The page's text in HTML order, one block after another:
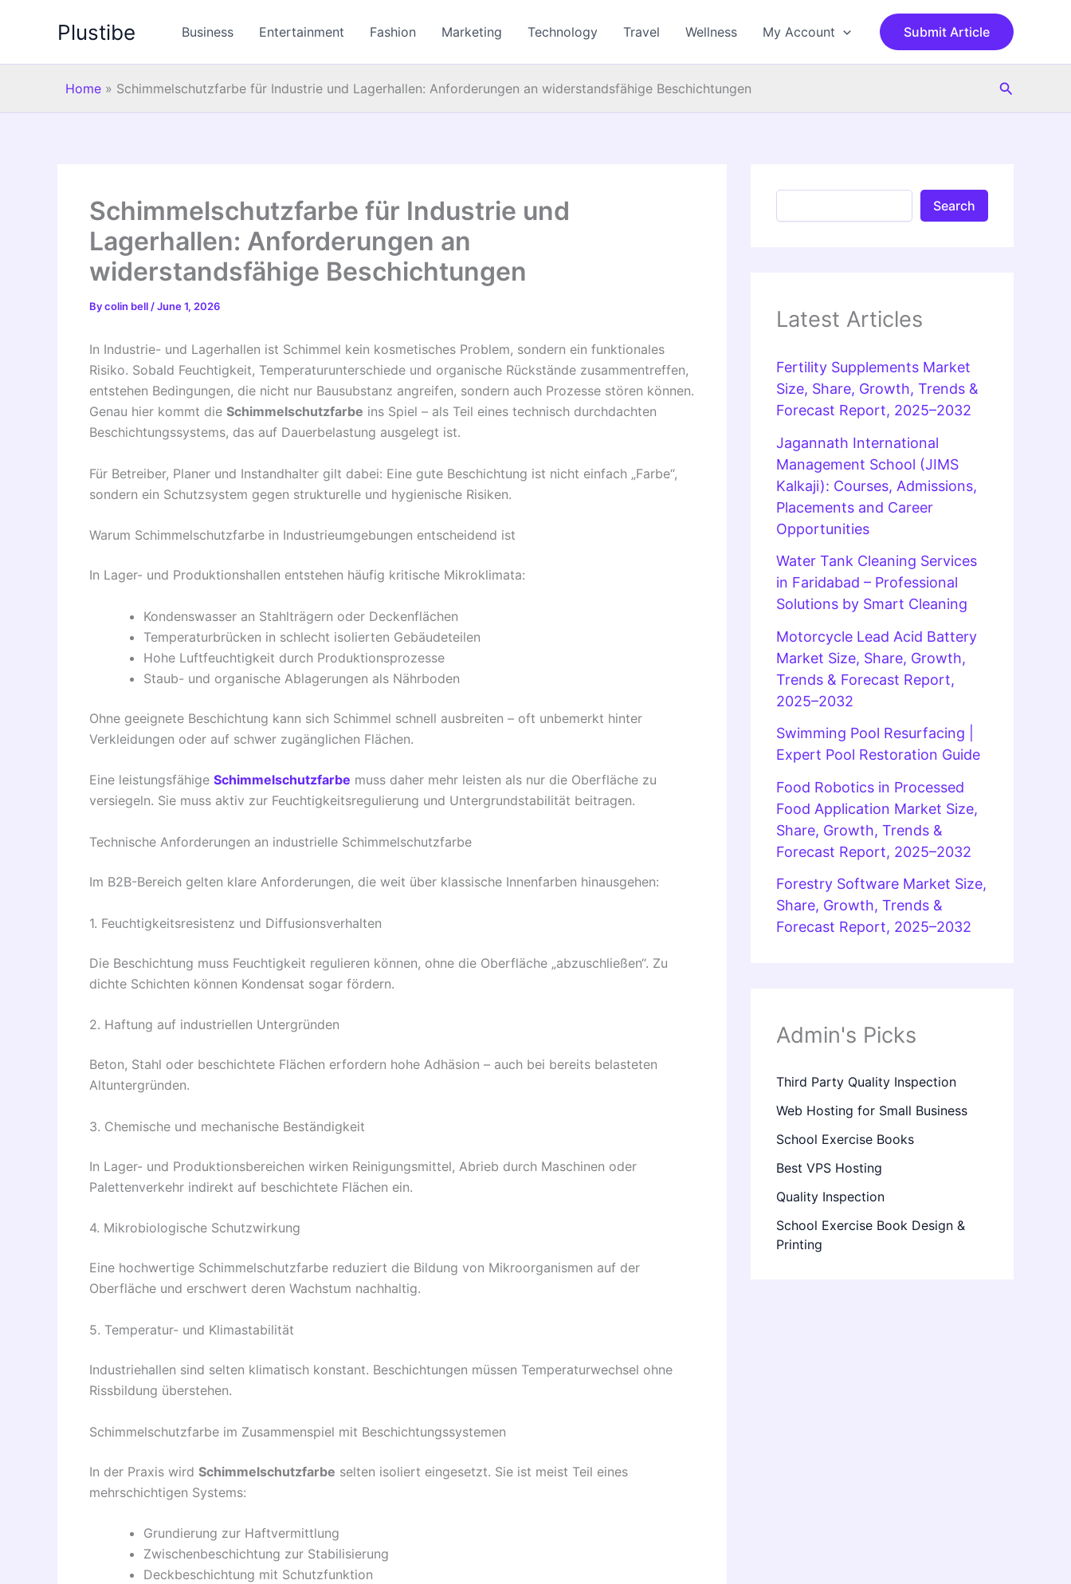
Plustibe Business Entertainment Fashion Marketing Technology Travel Wellness My Account Submit Article
Home » Schimmelschutzfarbe für Industrie und Lagerhallen: Anforderungen an widerstandsfähige Beschichtungen Search
Schimmelschutzfarbe für Industrie und
Lagerhallen: Anforderungen an
widerstandsfähige Beschichtungen
Bycolin bell /June 1, 2026
In Industrie- und Lagerhallen ist Schimmel kein kosmetisches Problem, sondern ein funktionales
Risiko. Sobald Feuchtigkeit, Temperaturunterschiede und organische Rückstände zusammentreffen,
entstehen Bedingungen, die nicht nur Bausubstanz angreifen, sondern auch Prozesse stören können.
Genau hier kommt die Schimmelschutzfarbe ins Spiel – als Teil eines technisch durchdachten
Beschichtungssystems, das auf Dauerbelastung ausgelegt ist.
Für Betreiber, Planer und Instandhalter gilt dabei: Eine gute Beschichtung ist nicht einfach „Farbe“,
sondern ein Schutzsystem gegen strukturelle und hygienische Risiken.
Warum Schimmelschutzfarbe in Industrieumgebungen entscheidend ist
In Lager- und Produktionshallen entstehen häufig kritische Mikroklimata:
Kondenswasser an Stahlträgern oder Deckenflächen
Temperaturbrücken in schlecht isolierten Gebäudeteilen
Hohe Luftfeuchtigkeit durch Produktionsprozesse
Staub- und organische Ablagerungen als Nährboden
Ohne geeignete Beschichtung kann sich Schimmel schnell ausbreiten – oft unbemerkt hinter
Verkleidungen oder auf schwer zugänglichen Flächen.
Eine leistungsfähige Schimmelschutzfarbe muss daher mehr leisten als nur die Oberfläche zu
versiegeln. Sie muss aktiv zur Feuchtigkeitsregulierung und Untergrundstabilität beitragen.
Technische Anforderungen an industrielle Schimmelschutzfarbe
Im B2B-Bereich gelten klare Anforderungen, die weit über klassische Innenfarben hinausgehen:
1. Feuchtigkeitsresistenz und Diffusionsverhalten
Die Beschichtung muss Feuchtigkeit regulieren können, ohne die Oberfläche „abzuschließen“. Zu
dichte Schichten können Kondensat sogar fördern.
2. Haftung auf industriellen Untergründen
Beton, Stahl oder beschichtete Flächen erfordern hohe Adhäsion – auch bei bereits belasteten
Altuntergründen.
3. Chemische und mechanische Beständigkeit
In Lager- und Produktionsbereichen wirken Reinigungsmittel, Abrieb durch Maschinen oder
Palettenverkehr indirekt auf beschichtete Flächen ein.
4. Mikrobiologische Schutzwirkung
Eine hochwertige Schimmelschutzfarbe reduziert die Bildung von Mikroorganismen auf der
Oberfläche und erschwert deren Wachstum nachhaltig.
5. Temperatur- und Klimastabilität
Industriehallen sind selten klimatisch konstant. Beschichtungen müssen Temperaturwechsel ohne
Rissbildung überstehen.
Schimmelschutzfarbe im Zusammenspiel mit Beschichtungssystemen
In der Praxis wird Schimmelschutzfarbe selten isoliert eingesetzt. Sie ist meist Teil eines
mehrschichtigen Systems:
Grundierung zur Haftvermittlung
Zwischenbeschichtung zur Stabilisierung
Deckbeschichtung mit Schutzfunktion
a
Search
Latest Articles
Fertility Supplements Market
Size, Share, Growth, Trends &
Forecast Report, 2025–2032
Jagannath International
Management School (JIMS
Kalkaji): Courses, Admissions,
Placements and Career
Opportunities
Water Tank Cleaning Services
in Faridabad – Professional
Solutions by Smart Cleaning
Motorcycle Lead Acid Battery
Market Size, Share, Growth,
Trends & Forecast Report,
2025–2032
Swimming Pool Resurfacing |
Expert Pool Restoration Guide
Food Robotics in Processed
Food Application Market Size,
Share, Growth, Trends &
Forecast Report, 2025–2032
Forestry Software Market Size,
Share, Growth, Trends &
Forecast Report, 2025–2032
Admin's Picks
Third Party Quality Inspection
Web Hosting for Small Business
School Exercise Books
Best VPS Hosting
Quality Inspection
School Exercise Book Design &
Printing